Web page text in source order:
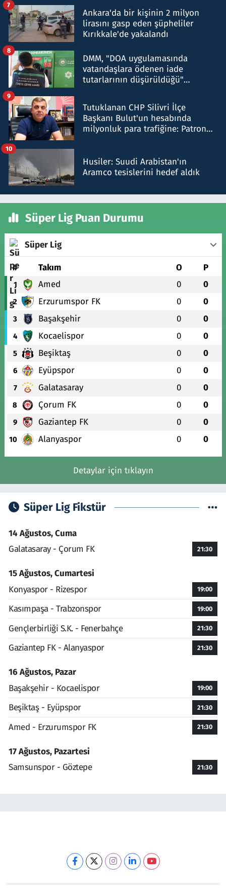
Ankara'da bir kişinin 2 milyon
lirasını gasp eden şüpheliler
Kırıkkale'de yakalandı
7
DMM, "DOA uygulamasında
vatandaşlara ödenen iade
tutarlarının düşürüldüğü"
8
Tutuklanan CHP Silivri İlçe
Başkanı Bulut'un hesabında
milyonluk para trafiğine: Patron
9
Husiler: Suudi Arabistan'ın
Aramco tesislerini hedef aldık
10
Süper Lig Puan Durumu
Süper Lig
# Takım O P
1 Amed 0 0
2 Erzurumspor FK 0 0
3 Başakşehir 0 0
4 Kocaelispor 0 0
5 Beşiktaş 0 0
6 Eyüpspor 0 0
7 Galatasaray 0 0
8 Çorum FK 0 0
9 Gaziantep FK 0 0
10 Alanyaspor 0 0
Detaylar için tıklayın
Süper Lig Fikstür
14 Ağustos, Cuma
Galatasaray - Çorum FK
21:30
15 Ağustos, Cumartesi
Konyaspor - Rizespor
19:00
Kasımpaşa - Trabzonspor 19:00
Gençlerbirliği S.K. - Fenerbahçe 21:30
Gaziantep FK - Alanyaspor 21:30
16 Ağustos, Pazar
Başakşehir - Kocaelispor
19:00
Beşiktaş - Eyüpspor 21:30
Amed - Erzurumspor FK 21:30
17 Ağustos, Pazartesi
Samsunspor - Göztepe
21:30